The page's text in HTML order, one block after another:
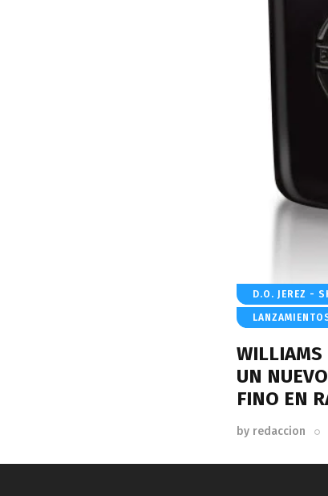
D.O. JEREZ -
WILLIAMS
UN
FINO EN
by redaccion